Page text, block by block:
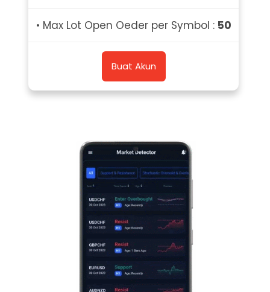
• Max Lot Open Oeder per Symbol : 50
Buat Akun